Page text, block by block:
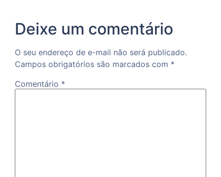
Deixe um comentário
O seu endereço de e-mail não será publicado.
Campos obrigatórios são marcados com *
Comentário *